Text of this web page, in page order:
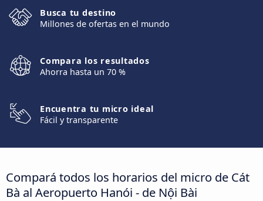
Busca tu destino
Millones de ofertas en el mundo
Compara los resultados
Ahorra hasta un 70 %
Encuentra tu micro ideal
Fácil y transparente
Compará todos los horarios del micro de Cát
Bà al Aeropuerto Hanói - de Nội Bài